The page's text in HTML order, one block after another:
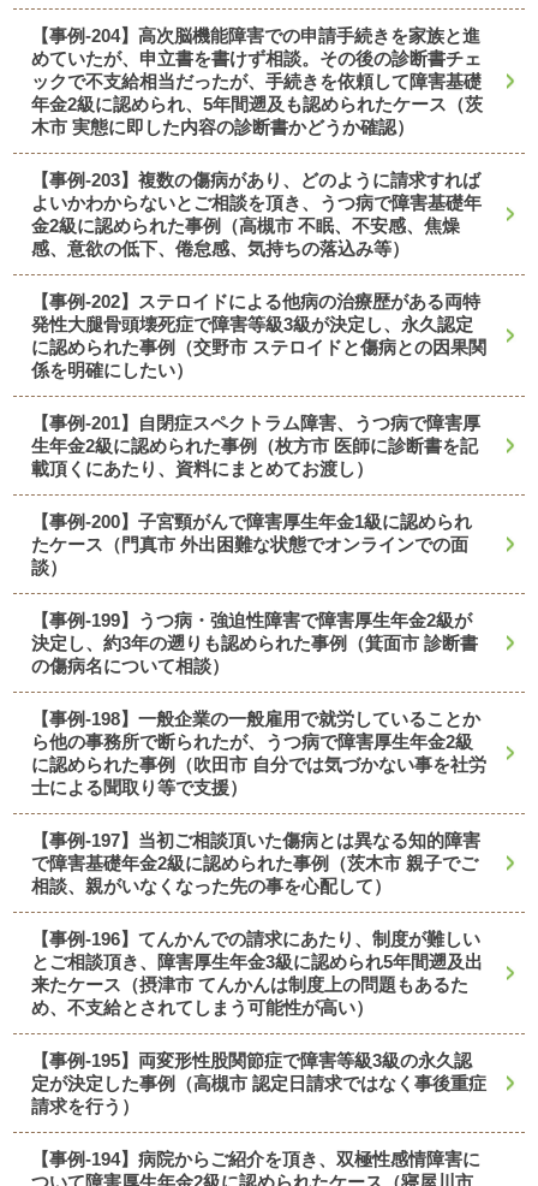
【事例-204】高次脳機能障害での申請手続きを家族と進
めていたが、申立書を書けず相談。その後の診断書チェ
ックで不支給相当だったが、手続きを依頼して障害基礎
年金2級に認められ、5年間遡及も認められたケース（茨
木市 実態に即した内容の診断書かどうか確認）
【事例-203】複数の傷病があり、どのように請求すれば
よいかわからないとご相談を頂き、うつ病で障害基礎年
金2級に認められた事例（高槻市 不眠、不安感、焦燥
感、意欲の低下、倦怠感、気持ちの落込み等）
【事例-202】ステロイドによる他病の治療歴がある両特
発性大腿骨頭壊死症で障害等級3級が決定し、永久認定
に認められた事例（交野市 ステロイドと傷病との因果関
係を明確にしたい）
【事例-201】自閉症スペクトラム障害、うつ病で障害厚
生年金2級に認められた事例（枚方市 医師に診断書を記
載頂くにあたり、資料にまとめてお渡し）
【事例-200】子宮頸がんで障害厚生年金1級に認められ
たケース（門真市 外出困難な状態でオンラインでの面
談）
【事例-199】うつ病・強迫性障害で障害厚生年金2級が
決定し、約3年の遡りも認められた事例（箕面市 診断書
の傷病名について相談）
【事例-198】一般企業の一般雇用で就労していることか
ら他の事務所で断られたが、うつ病で障害厚生年金2級
に認められた事例（吹田市 自分では気づかない事を社労
士による聞取り等で支援）
【事例-197】当初ご相談頂いた傷病とは異なる知的障害
で障害基礎年金2級に認められた事例（茨木市 親子でご
相談、親がいなくなった先の事を心配して）
【事例-196】てんかんでの請求にあたり、制度が難しい
とご相談頂き、障害厚生年金3級に認められ5年間遡及出
来たケース（摂津市 てんかんは制度上の問題もあるた
め、不支給とされてしまう可能性が高い）
【事例-195】両変形性股関節症で障害等級3級の永久認
定が決定した事例（高槻市 認定日請求ではなく事後重症
請求を行う）
【事例-194】病院からご紹介を頂き、双極性感情障害に
ついて障害厚生年金2級に認められたケース（寝屋川市